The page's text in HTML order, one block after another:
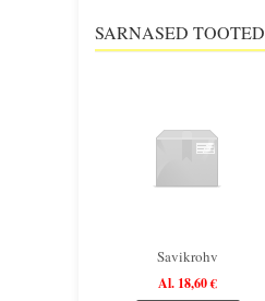
SARNASED TOOTED
Savikrohv
Al. 18,60 €